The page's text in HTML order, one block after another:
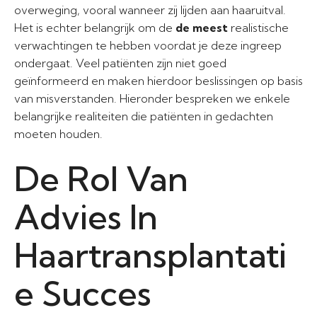
overweging, vooral wanneer zij lijden aan haaruitval.
Het is echter belangrijk om de de meest realistische
verwachtingen te hebben voordat je deze ingreep
ondergaat. Veel patiënten zijn niet goed
geïnformeerd en maken hierdoor beslissingen op basis
van misverstanden. Hieronder bespreken we enkele
belangrijke realiteiten die patiënten in gedachten
moeten houden.
De Rol Van
Advies In
Haartransplantati
e Succes